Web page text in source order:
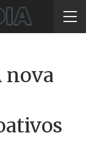
nova